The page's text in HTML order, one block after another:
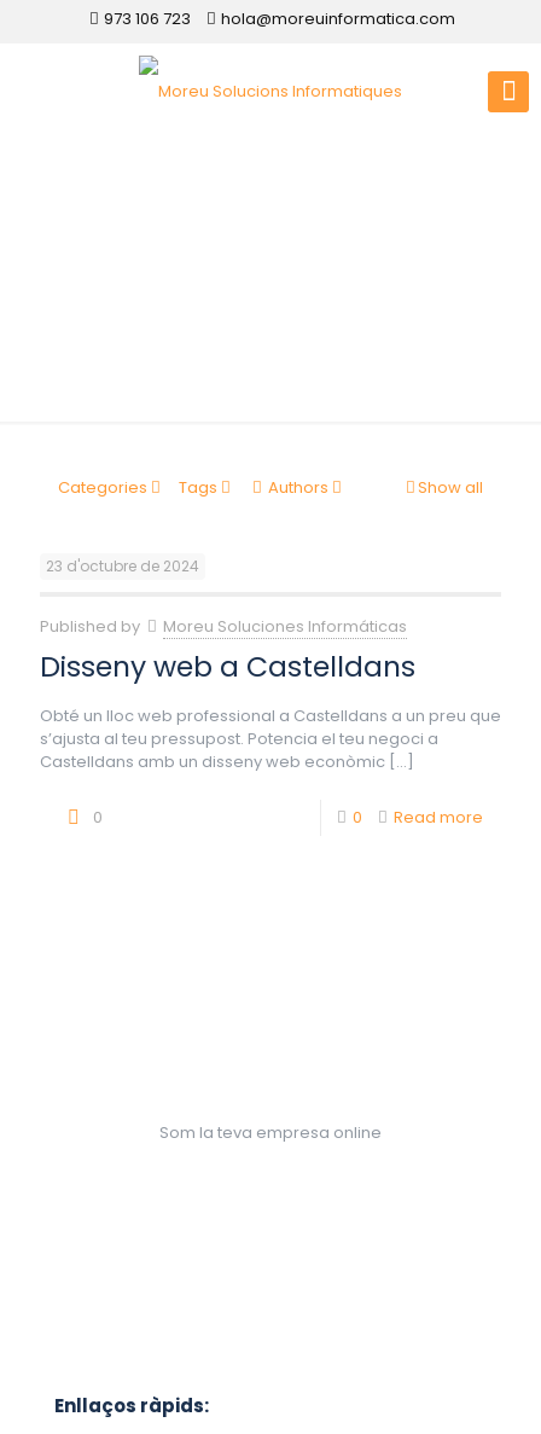
973 106 723 hola@moreuinformatica.com
Categories Tags Authors Show all
23 d'octubre de 2024
Published by Moreu Soluciones Informáticas
Disseny web a Castelldans
Obté un lloc web professional a Castelldans a un preu que
s’ajusta al teu pressupost. Potencia el teu negoci a
Castelldans amb un disseny web econòmic […]
0 0 Read more
Som la teva empresa online
Enllaços ràpids: